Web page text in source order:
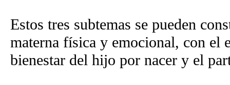
Estos tres subtemas se pueden
materna física y emocional, con el
bienestar del hijo por nacer y el